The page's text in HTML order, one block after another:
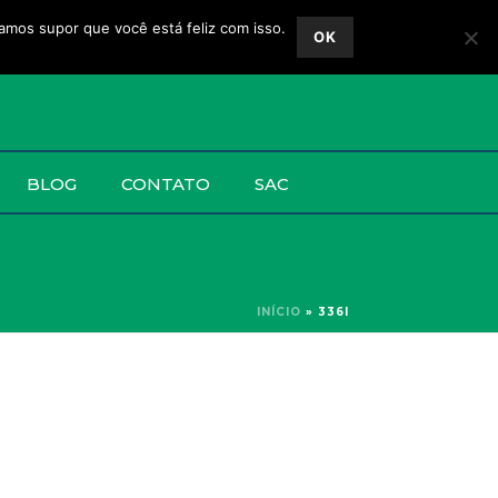
BLOG CONTATO SAC
INÍCIO » 336I
supor que você está feliz com isso. OK